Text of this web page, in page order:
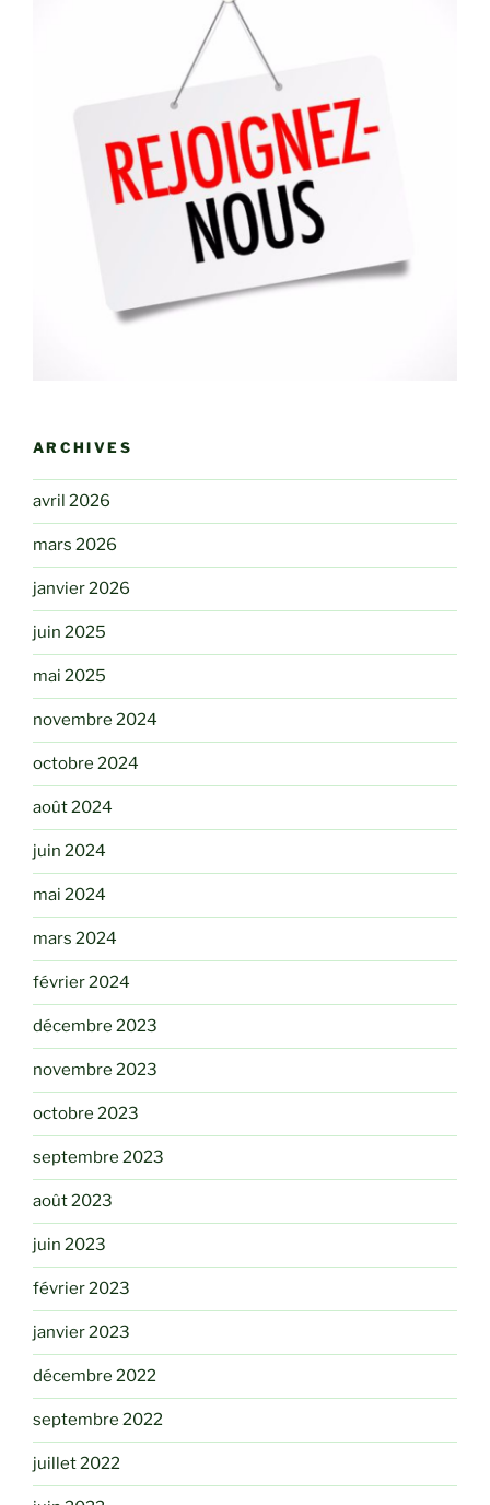
ARCHIVES
avril 2026
mars 2026
janvier 2026
juin 2025
mai 2025
novembre 2024
octobre 2024
août 2024
juin 2024
mai 2024
mars 2024
février 2024
décembre 2023
novembre 2023
octobre 2023
septembre 2023
août 2023
juin 2023
février 2023
janvier 2023
décembre 2022
septembre 2022
juillet 2022